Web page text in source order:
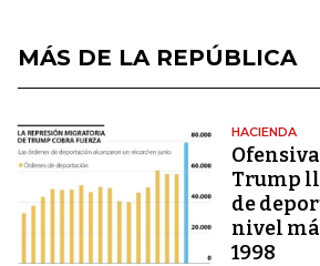
MÁS DE LA REPÚBLICA
HACIENDA
Trump
de
nivel
1998